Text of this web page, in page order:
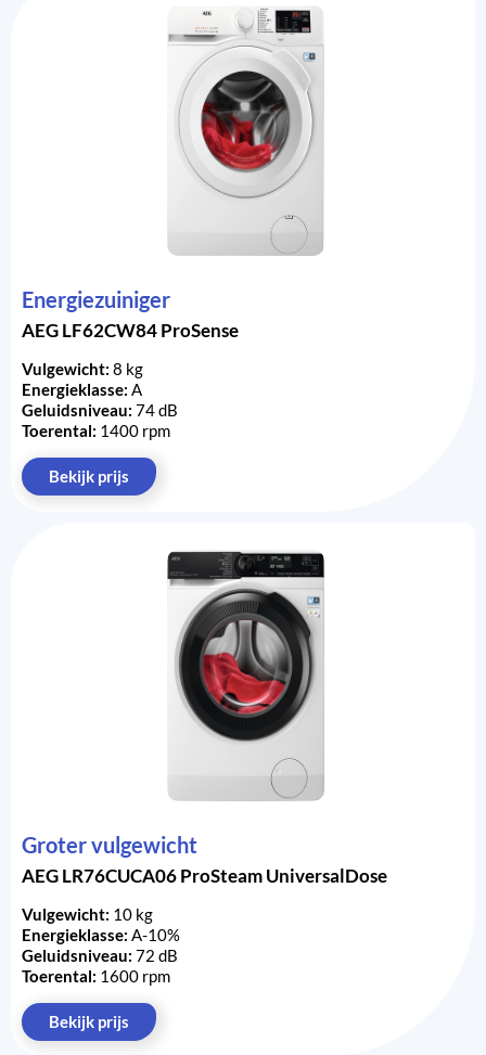
Energiezuiniger
AEG LF62CW84 ProSense
Vulgewicht: 8 kg
Energieklasse: A
Geluidsniveau: 74 dB
Toerental: 1400 rpm
Bekijk prijs
Groter vulgewicht
AEG LR76CUCA06 ProSteam UniversalDose
Vulgewicht: 10 kg
Energieklasse: A-10%
Geluidsniveau: 72 dB
Toerental: 1600 rpm
Bekijk prijs